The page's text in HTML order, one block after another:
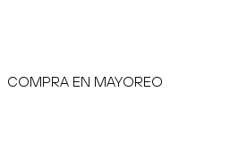
COMPRA EN MAYOREO